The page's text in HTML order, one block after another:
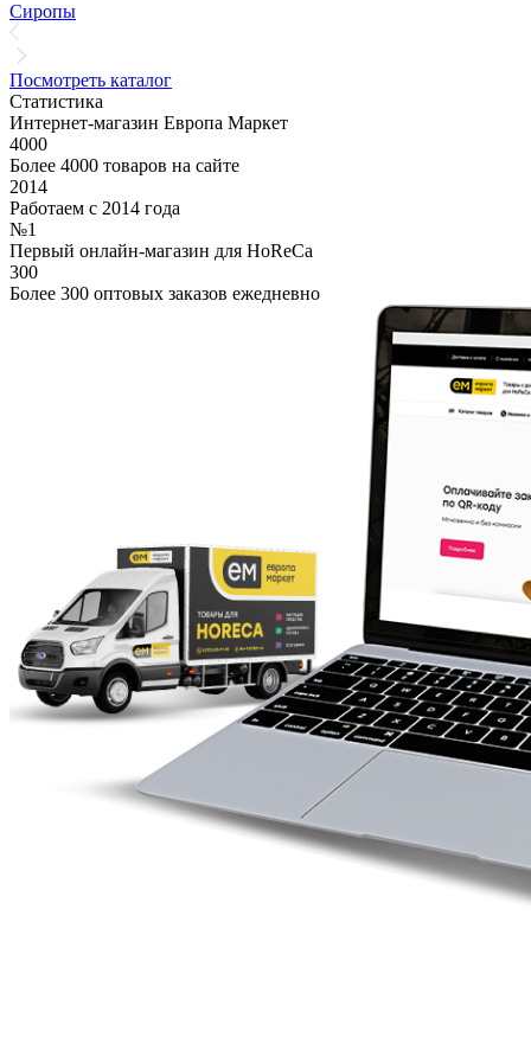
Сиропы
Посмотреть каталог
Статистика
Интернет-магазин Европа Маркет
4000
Более 4000 товаров на сайте
2014
Работаем с 2014 года
№1
Первый онлайн-магазин для HoReCa
300
Более 300 оптовых заказов ежедневно